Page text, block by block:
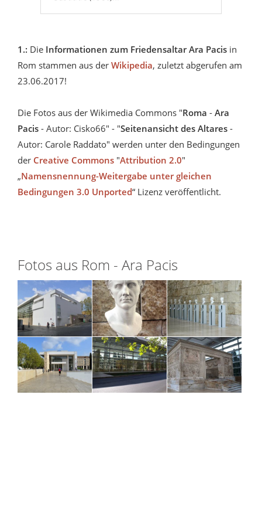
1.: Die Informationen zum Friedensaltar Ara Pacis in
Rom stammen aus der Wikipedia, zuletzt abgerufen am
23.06.2017!
Die Fotos aus der Wikimedia Commons "Roma - Ara
Pacis - Autor: Cisko66" - "Seitenansicht des Altares -
Autor: Carole Raddato" werden unter den Bedingungen
der Creative Commons "Attribution 2.0"
„Namensnennung-Weitergabe unter gleichen
Bedingungen 3.0 Unported“ Lizenz veröffentlicht.
Fotos aus Rom - Ara Pacis